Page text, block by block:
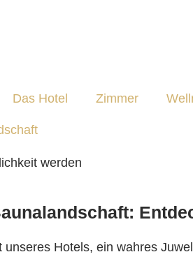
Das Hotel Zimmer
werden
unseres Hotels, ein wahres